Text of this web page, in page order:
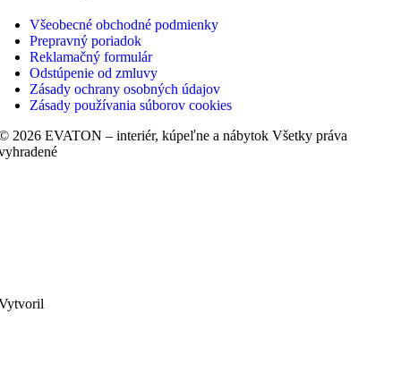
Všeobecné obchodné podmienky
Prepravný poriadok
Reklamačný formulár
Odstúpenie od zmluvy
Zásady ochrany osobných údajov
Zásady používania súborov cookies
2026 EVATON – interiér, kúpeľne a nábytok Všetky práva